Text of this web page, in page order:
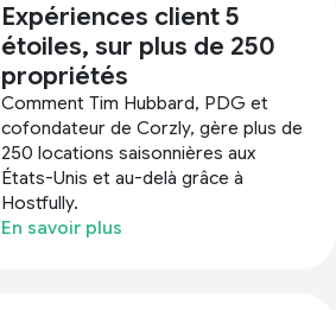
Expériences client 5
étoiles, sur plus de 250
propriétés
Comment Tim Hubbard, PDG et
cofondateur de Corzly, gère plus de
250 locations saisonnières aux
États-Unis et au-delà grâce à
Hostfully.
En savoir plus